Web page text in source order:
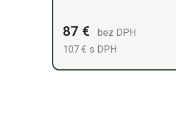
87 €
bez DPH
107 € s DPH